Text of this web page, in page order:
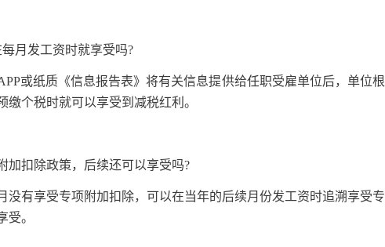
月发工资时就享受吗?
或纸质《信息报告表》将有关信息提供给任职受雇单位后，单位根
个税时就可以享受到减税红利。
扣除政策，后续还可以享受吗?
有享受专项附加扣除，可以在当年的后续月份发工资时追溯享受专
受。